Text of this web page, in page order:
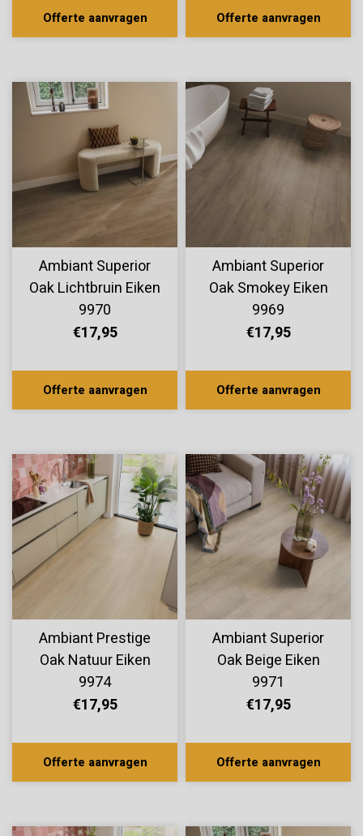
Offerte aanvragen Offerte aanvragen
Ambiant Superior
Oak Lichtbruin Eiken
9970
€17,95
Offerte aanvragen
Ambiant Superior
Oak Smokey Eiken
9969
€17,95
Offerte aanvragen
Ambiant Prestige
Oak Natuur Eiken
9974
€17,95
Offerte aanvragen
Ambiant Superior
Oak Beige Eiken
9971
€17,95
Offerte aanvragen